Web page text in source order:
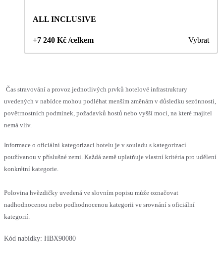
ALL INCLUSIVE
+7 240 Kč /celkem Vybrat
Čas stravování a provoz jednotlivých prvků hotelové infrastruktury
uvedených v nabídce mohou podléhat menším změnám v důsledku sezónnosti,
povětrnostních podmínek, požadavků hostů nebo vyšší moci, na které majitel
nemá vliv.
Informace o oficiální kategorizaci hotelu je v souladu s kategorizací
používanou v příslušné zemi. Každá země uplatňuje vlastní kritéria pro udělení
konkrétní kategorie.
Polovina hvězdičky uvedená ve slovním popisu může označovat
nadhodnocenou nebo podhodnocenou kategorii ve srovnání s oficiální
kategorií.
Kód nabídky: HBX90080